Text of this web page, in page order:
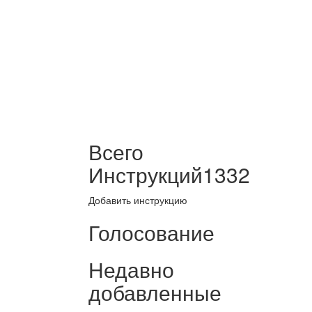
Всего
Инструкций1332
Добавить инструкцию
Голосование
Недавно
добавленные